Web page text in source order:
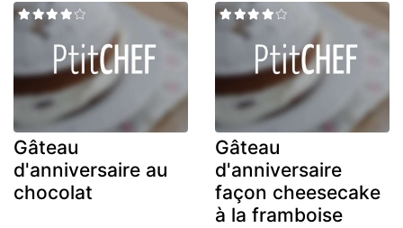
Gâteau
d'anniversaire au
chocolat
Gâteau
d'anniversaire
façon cheesecake
à la framboise